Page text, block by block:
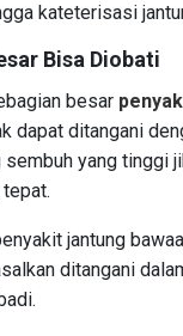
kateterisasi
Bisa Diobati
besar
dapat ditangani
yang tinggi
jantung
ditangani